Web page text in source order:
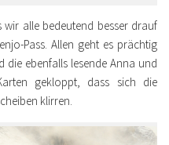
alle bedeutend besser drauf
Pass. Allen geht es prächtig
ebenfalls lesende Anna und
gekloppt, dass sich die
klirren.